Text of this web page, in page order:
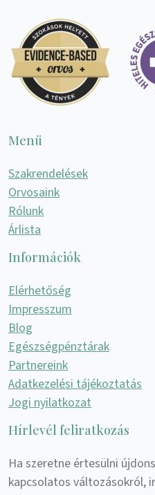
Menü
Szakrendelések
Orvosaink
Rólunk
Árlista
Információk
Elérhetőség
Impresszum
Blog
Egészségpénztárak
Partnereink
Adatkezelési tájékoztatás
Jogi nyilatkozat
Hírlevél feliratkozás
Ha szeretne értesülni
kapcsolatos változásokról,